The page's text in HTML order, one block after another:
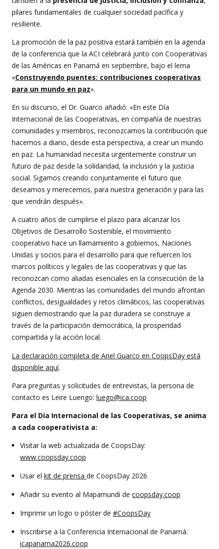
pilares fundamentales de cualquier sociedad pacífica y
resiliente.
La promoción de la paz positiva estará también en la agenda
de la conferencia que la ACI celebrará junto con Cooperativas
de las Américas en Panamá en septiembre, bajo el lema
«Construyendo puentes: contribuciones cooperativas
para un mundo en paz».
En su discurso, el Dr. Guarco añadió: «En este Día
Internacional de las Cooperativas, en compañía de nuestras
comunidades y miembros, reconozcamos la contribución que
hacemos a diario, desde esta perspectiva, a crear un mundo
en paz. La humanidad necesita urgentemente construir un
futuro de paz desde la solidaridad, la inclusión y la justicia
social. Sigamos creando conjuntamente el futuro que
deseamos y merecemos, para nuestra generación y para las
que vendrán después».
A cuatro años de cumplirse el plazo para alcanzar los
Objetivos de Desarrollo Sostenible, el movimiento
cooperativo hace un llamamiento a gobiernos, Naciones
Unidas y socios para el desarrollo para que refuercen los
marcos políticos y legales de las cooperativas y que las
reconozcan como aliadas esenciales en la consecución de la
Agenda 2030. Mientras las comunidades del mundo afrontan
conflictos, desigualdades y retos climáticos, las cooperativas
siguen demostrando que la paz duradera se construye a
través de la participación democrática, la prosperidad
compartida y la acción local.
La declaración completa de Ariel Guarco en CoopsDay está
disponible aquí.
Para preguntas y solicitudes de entrevistas, la persona de
contacto es Leire Luengo: luego@ica.coop
Para el Día Internacional de las Cooperativas, se anima
a cada cooperativista a:
Visitar la web actualizada de CoopsDay:
www.coopsday.coop
Usar el kit de prensa de CoopsDay 2026
Añadir su evento al Mapamundi de coopsday.coop
Imprimir un logo o póster de #CoopsDay
Inscribirse a la Conferencia Internacional de Panamá:
icapanama2026.coop